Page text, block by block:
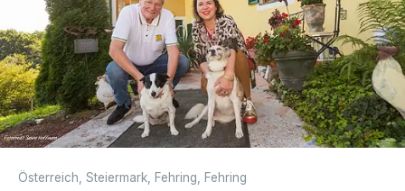
Österreich Steiermark Fehring Fehring